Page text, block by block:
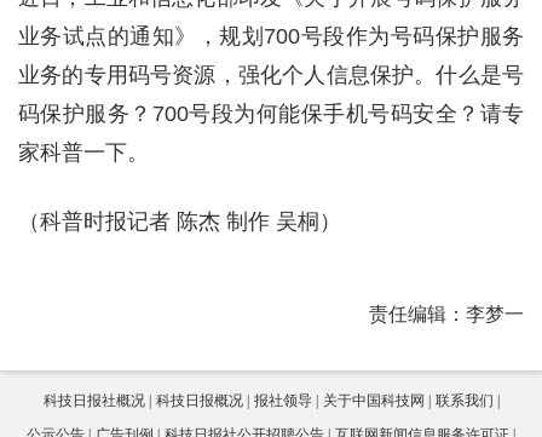
业务试点的通知》，规划700号段作为号码保护服务
业务的专用码号资源，强化个人信息保护。什么是号
码保护服务？700号段为何能保手机号码安全？请专
家科普一下。
（科普时报记者 陈杰 制作 吴桐）
责任编辑：李梦一
科技日报社概况 科技日报概况 报社领导 关于中国科技网
联系我们